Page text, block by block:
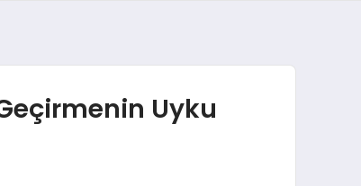
Uyku